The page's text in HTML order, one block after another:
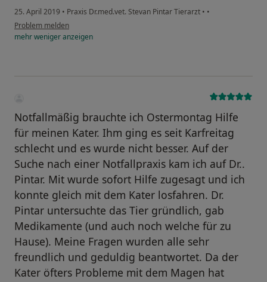
25. April 2019 • Praxis Dr.med.vet. Stevan Pintar Tierarzt • •
Problem melden
mehrwenigeranzeigen
Notfallmäßig brauchte ich Ostermontag Hilfe
für meinen Kater. Ihm ging es seit Karfreitag
schlecht und es wurde nicht besser. Auf der
Suche nach einer Notfallpraxis kam ich auf Dr..
Pintar. Mit wurde sofort Hilfe zugesagt und ich
konnte gleich mit dem Kater losfahren. Dr.
Pintar untersuchte das Tier gründlich, gab
Medikamente (und auch noch welche für zu
Hause). Meine Fragen wurden alle sehr
freundlich und geduldig beantwortet. Da der
Kater öfters Probleme mit dem Magen hat